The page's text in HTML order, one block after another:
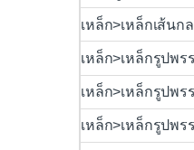
เหล็ก>เหล็กเส้นก
เหล็ก>เหล็กรูปพ
เหล็ก>เหล็กรูปพ
เหล็ก>เหล็กรูปพ